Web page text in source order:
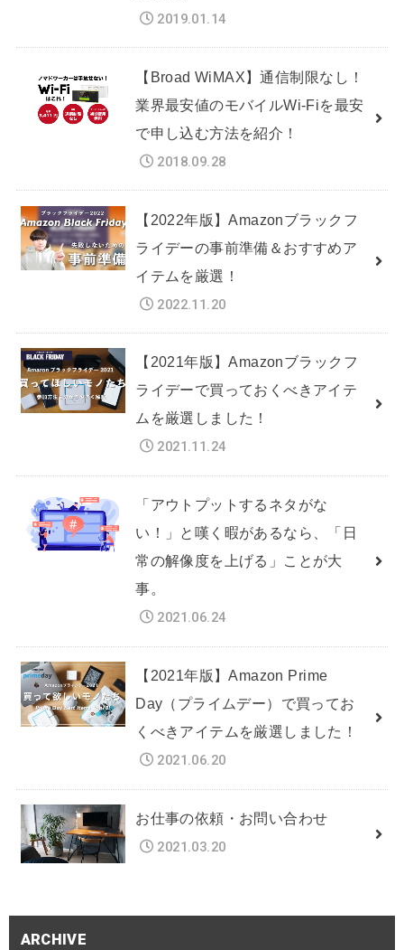
2019.01.14
【Broad WiMAX】通信制限なし！
業界最安値のモバイルWi-Fiを最安
で申し込む方法を紹介！
2018.09.28
【2022年版】Amazonブラックフ
ライデーの事前準備＆おすすめア
イテムを厳選！
2022.11.20
【2021年版】Amazonブラックフ
ライデーで買っておくべきアイテ
ムを厳選しました！
2021.11.24
「アウトプットするネタがな
い！」と嘆く暇があるなら、「日
常の解像度を上げる」ことが大
事。
2021.06.24
【2021年版】Amazon Prime
Day（プライムデー）で買ってお
くべきアイテムを厳選しました！
2021.06.20
お仕事の依頼・お問い合わせ
2021.03.20
ARCHIVE